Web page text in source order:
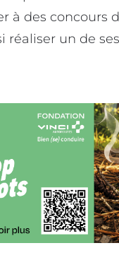
à des concours
réaliser un de